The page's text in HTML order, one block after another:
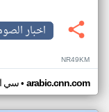
اخبار
NR49KM
سي• arabic.cnn.com